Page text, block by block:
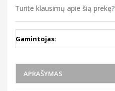
Turite klausimų apie šią prekę?
Gamintojas:
APRAŠYMAS